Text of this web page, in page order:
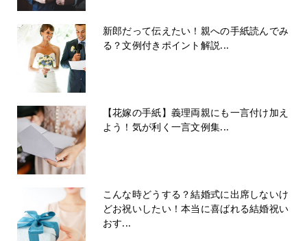
新郎だって伝えたい！親への手紙読んでみ
る？文例付きポイント解説...
【花嫁の手紙】義理両親にも一言付け加え
よう！気が利く一言文例集...
こんな時どうする？結婚式に出席しないけ
どお祝いしたい！本当に喜ばれる結婚祝い
おす...